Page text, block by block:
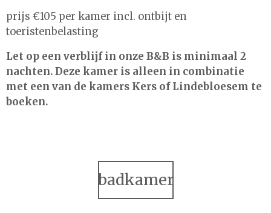
prijs €105 per kamer incl. ontbijt en
toeristenbelasting
Let op een verblijf in onze B&B is minimaal 2
nachten. Deze kamer is alleen in combinatie
met een van de kamers Kers of Lindebloesem te
boeken.
badkamer